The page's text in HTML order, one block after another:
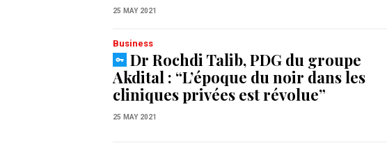
25 MAY 2021
Business
Dr Rochdi Talib, PDG du groupe
Akdital : “L’époque du noir dans les
cliniques privées est révolue”
25 MAY 2021